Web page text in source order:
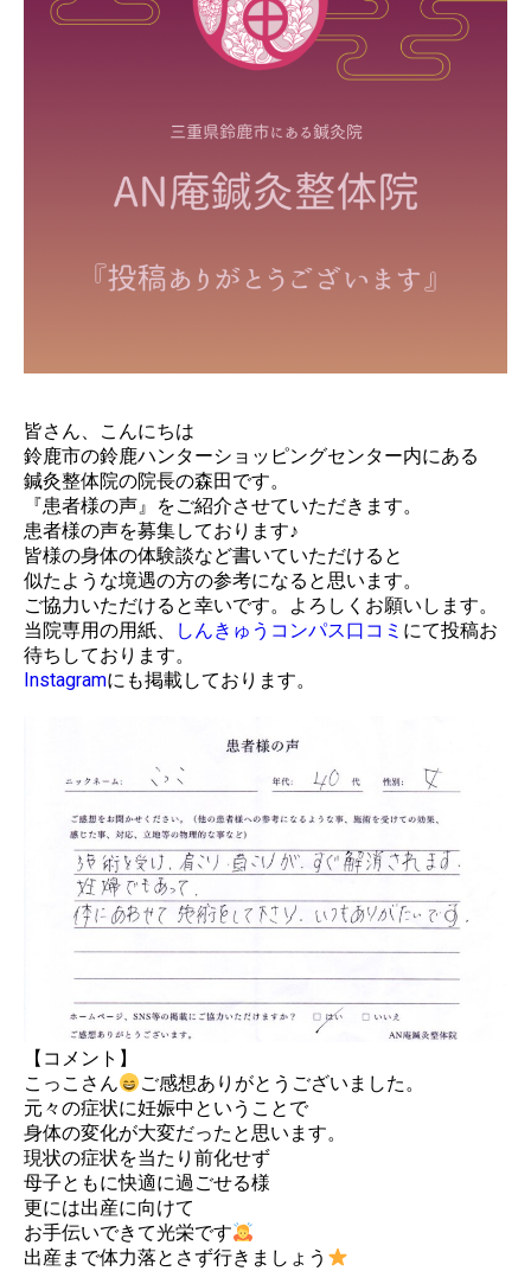
皆さん、こんにちは
鈴鹿市の鈴鹿ハンターショッピングセンター内にある
鍼灸整体院の院長の森田です。
『患者様の声』をご紹介させていただきます。
患者様の声を募集しております♪
皆様の身体の体験談など書いていただけると
似たような境遇の方の参考になると思います。
ご協力いただけると幸いです。よろしくお願いします。
当院専用の用紙、
しんきゅうコンパス口コミ にて投稿お
待ちしております。
Instagramにも掲載しております。
【コメント】
こっこさん
ご感想ありがとうございました。
元々の症状に妊娠中ということで
身体の変化が大変だったと思います。
現状の症状を当たり前化せず
母子ともに快適に過ごせる様
更には出産に向けて
お手伝いできて光栄です
出産まで体力落とさず行きましょう